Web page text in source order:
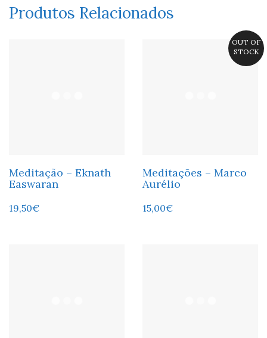
Produtos Relacionados
Meditação – Eknath
Easwaran
19,50€
OUT OF
STOCK
Meditações – Marco
Aurélio
15,00€